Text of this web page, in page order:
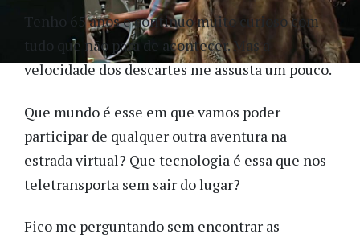
Tenho 65 anos e continuo muito curioso com
tudo que não para de acontecer. Mas a
velocidade dos descartes me assusta um pouco.
Que mundo é esse em que vamos poder
participar de qualquer outra aventura na
estrada virtual? Que tecnologia é essa que nos
teletransporta sem sair do lugar?
Fico me perguntando sem encontrar as